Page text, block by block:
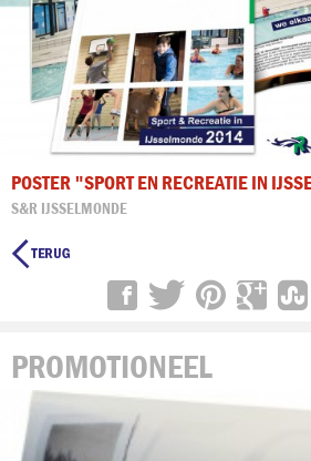
POSTER "SPORT EN RECREATIE IN
S&R IJSSELMONDE

PROMOTIONEEL